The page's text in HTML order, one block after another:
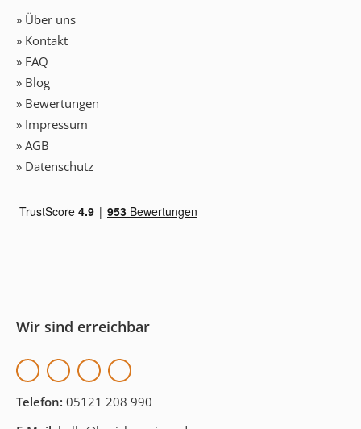
» Über uns
» Kontakt
» FAQ
» Blog
» Bewertungen
» Impressum
» AGB
» Datenschutz
Wir sind erreichbar
Telefon: 05121 208 990